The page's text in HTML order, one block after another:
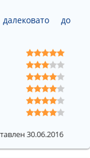
до
30.06.2016